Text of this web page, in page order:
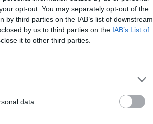
opt-out. You may separately opt-out of the
third parties on the IAB’s list of downstream
by us to third parties on the IAB’s List of
it to other third parties.
data.